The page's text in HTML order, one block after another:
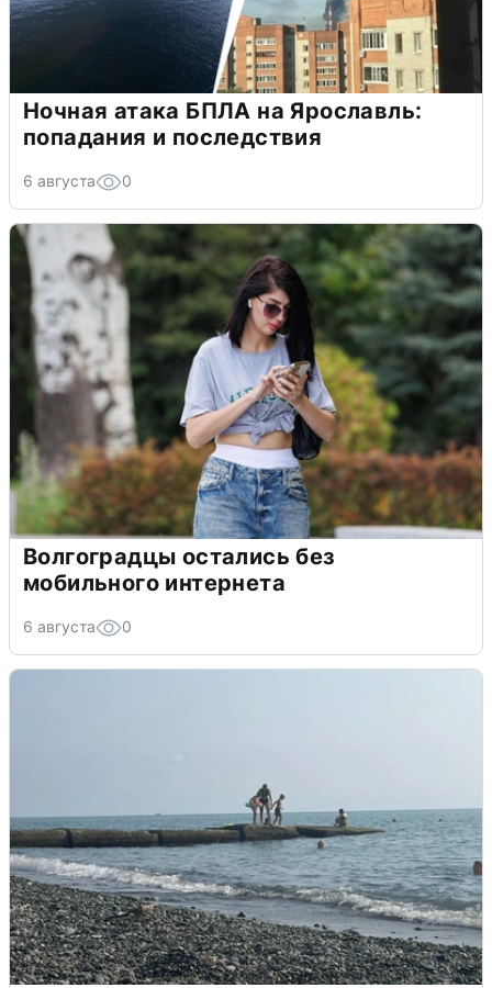
Ночная атака БПЛА на Ярославль:
попадания и последствия
6 августа 0
Волгоградцы остались без
мобильного интернета
6 августа 0